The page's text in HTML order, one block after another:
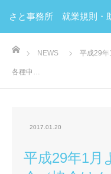
さと事務所 就業規則・
NEWS
平成29年
各種申…
2017.01.20
平成29年1月